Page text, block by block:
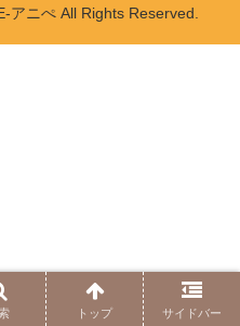
ニぺ All Rights Reserved.
トップ サイドバー